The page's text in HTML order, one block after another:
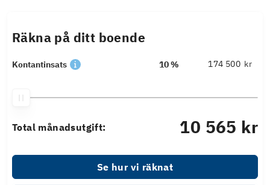
Räkna på ditt boende
Kontantinsats 10 % kr
Total månadsutgift: 10 565 kr
Se hur vi räknat